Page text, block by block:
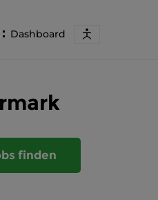
Dashboard
finden